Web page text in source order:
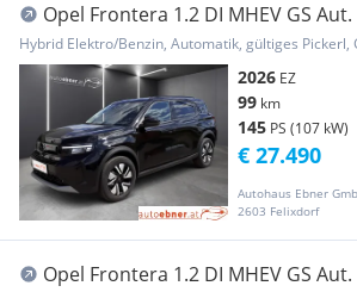
Opel Frontera 1.2 DI MHEV GS Aut.
Hybrid Elektro/Benzin, Automatik, gültiges Pickerl,
2026 EZ
99 km
145 PS (107 kW)
Autohaus Ebner
2603 Felixdorf
€ 27.490
Opel Frontera 1.2 DI MHEV GS Aut.